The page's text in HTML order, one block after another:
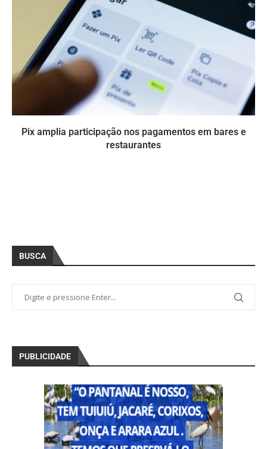
Pix amplia participação nos pagamentos em bares e
restaurantes
BUSCA
PUBLICIDADE